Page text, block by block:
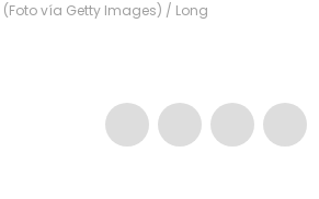
vía Getty Images) / Long